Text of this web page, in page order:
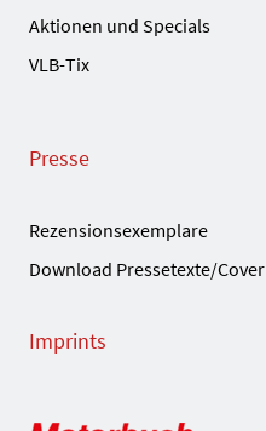
Aktionen und Specials
VLB-Tix
Presse
Rezensionsexemplare
Download Pressetexte/Cover
Imprints